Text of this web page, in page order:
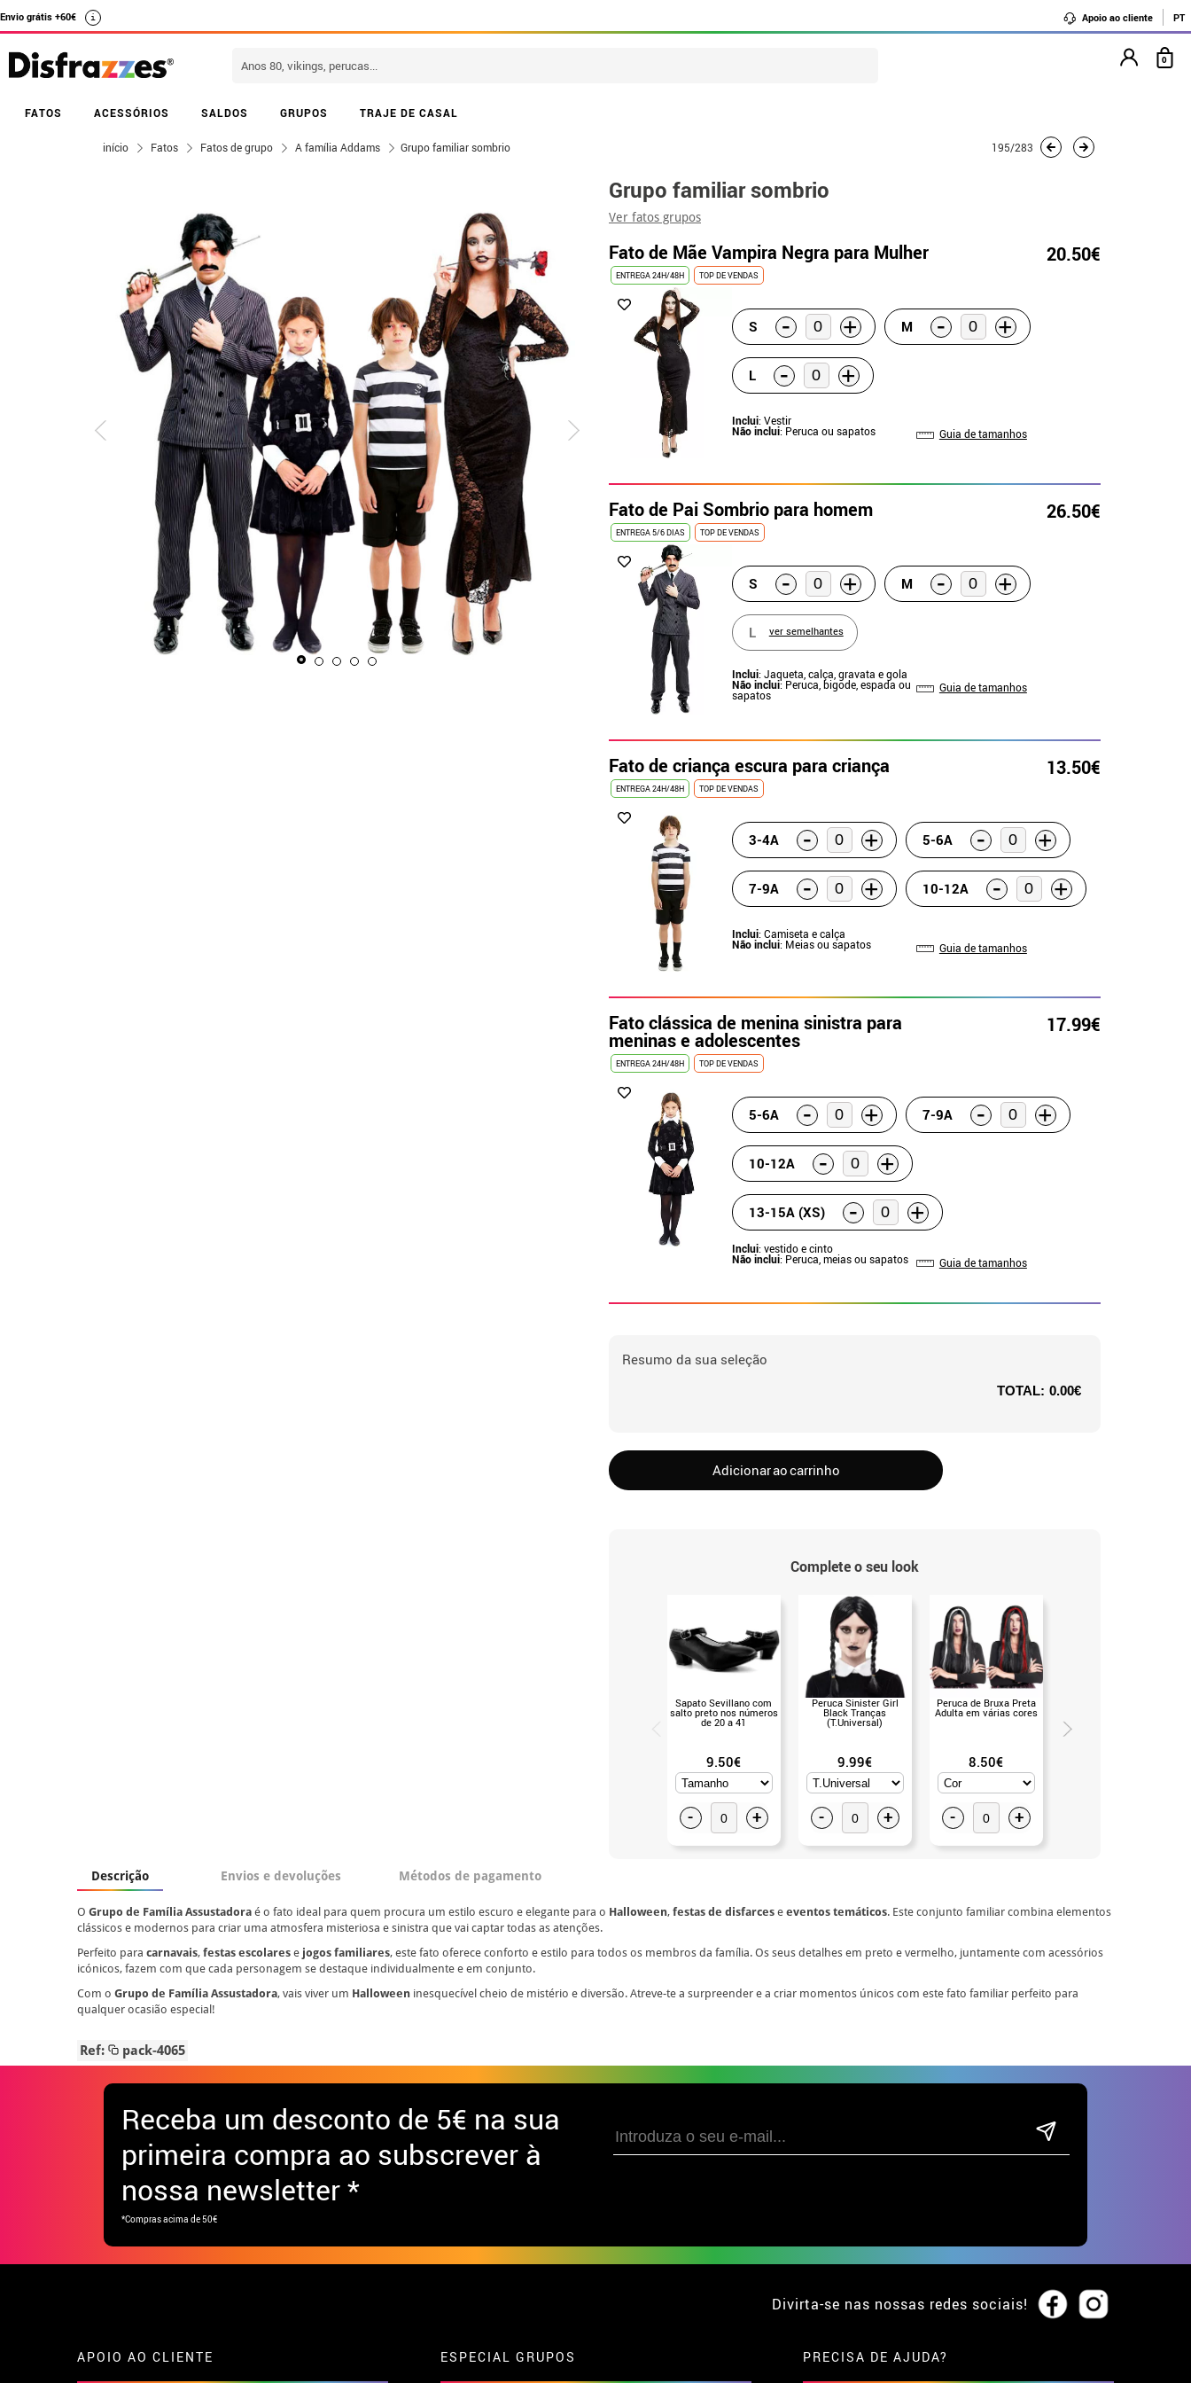
Envio grátis +60€ i Apoio ao cliente PT
FATOS ACESSÓRIOS SALDOS GRUPOS TRAJE DE CASAL
0
início Fatos Fatos de grupo A família Addams Grupo familiar sombrio 195/283
Grupo familiar sombrio
Ver fatos grupos
Fato de Mãe Vampira Negra para Mulher 20.50€
ENTREGA 24H/48H TOP DE VENDAS
S - + M - +
L - +
Inclui: Vestir
Não inclui: Peruca ou sapatos Guia de tamanhos
Fato de Pai Sombrio para homem 26.50€
ENTREGA 5/6 DIAS TOP DE VENDAS
S - + M - +
L ver semelhantes
Inclui: Jaqueta, calça, gravata e gola
Não inclui: Peruca, bigode, espada ou
sapatos
Guia de tamanhos
Fato de criança escura para criança 13.50€
ENTREGA 24H/48H TOP DE VENDAS
3-4A - + 5-6A - +
7-9A - + 10-12A - +
Inclui: Camiseta e calça
Não inclui: Meias ou sapatos Guia de tamanhos
Fato clássica de menina sinistra para
meninas e adolescentes
17.99€
ENTREGA 24H/48H TOP DE VENDAS
5-6A - + 7-9A - +
10-12A - +
13-15A (XS) - +
Inclui: vestido e cinto
Não inclui: Peruca, meias ou sapatos Guia de tamanhos
Resumo da sua seleção
TOTAL: 0.00€
Adicionar ao carrinho
Complete o seu look
Sapato Sevillano com
salto preto nos números
de 20 a 41
9.50€
- +
Peruca Sinister Girl
Black Tranças
(T.Universal)
9.99€
- +
Peruca de Bruxa Preta
Adulta em várias cores
8.50€
- +
Descrição Envios e devoluções Métodos de pagamento
O Grupo de Família Assustadora é o fato ideal para quem procura um estilo escuro e elegante para o Halloween, festas de disfarces e eventos temáticos. Este conjunto familiar combina elementos
clássicos e modernos para criar uma atmosfera misteriosa e sinistra que vai captar todas as atenções.
Perfeito para carnavais, festas escolares e jogos familiares, este fato oferece conforto e estilo para todos os membros da família. Os seus detalhes em preto e vermelho, juntamente com acessórios
icónicos, fazem com que cada personagem se destaque individualmente e em conjunto.
Com o Grupo de Família Assustadora, vais viver um Halloween inesquecível cheio de mistério e diversão. Atreve-te a surpreender e a criar momentos únicos com este fato familiar perfeito para
qualquer ocasião especial!
Ref: pack-4065
Receba um desconto de 5€ na sua
primeira compra ao subscrever à
nossa newsletter *
*Compras acima de 50€
Divirta-se nas nossas redes sociais!
APOIO AO CLIENTE ESPECIAL GRUPOS PRECISA DE AJUDA?